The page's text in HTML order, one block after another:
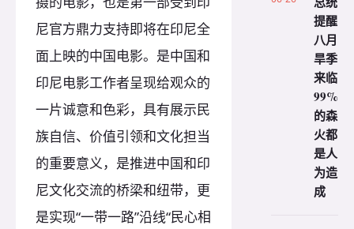
尼官方鼎力支持即将在印尼全
面上映的中国电影。是中国和
印尼电影工作者呈现给观众的
一片诚意和色彩，具有展示民
族自信、价值引领和文化担当
的重要意义，是推进中国和印
尼文化交流的桥梁和纽带，更
是实现“一带一路”沿线“民心相
提醒
八月
旱季
来临
99%
的森
火都
是人
为造
成